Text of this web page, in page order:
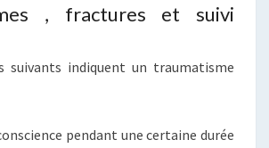
, fractures et suivi
suivants indiquent un traumatisme
pendant une certaine durée